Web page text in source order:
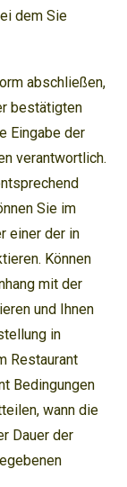
dem Sie
abschließen,
bestätigten
Eingabe der
verantwortlich.
Sie im
einer der in
Können
mit der
und Ihnen
in
Restaurant
Bedingungen
wann die
Dauer der